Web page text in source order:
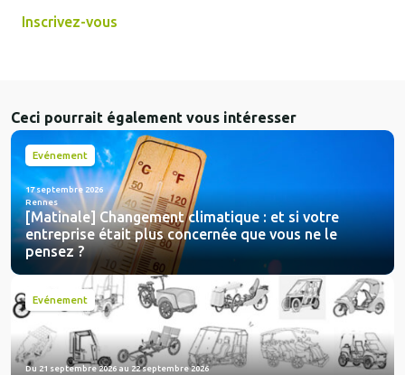
Inscrivez-vous
Ceci pourrait également vous intéresser
Evénement
17 septembre 2026
Rennes
[Matinale] Changement climatique : et si votre
entreprise était plus concernée que vous ne le
pensez ?
Evénement
Du 21 septembre 2026 au 22 septembre 2026